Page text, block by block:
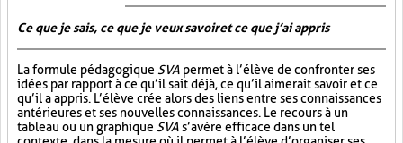
Ce que je sais, ce que je veux savoir et ce que j’ai appris
La formule pédagogique SVA permet à l’élève de confronter ses
idées par rapport à ce qu’il sait déjà, ce qu’il aimerait savoir et ce
qu’il a appris. L’élève crée alors des liens entre ses connaissances
antérieures et ses nouvelles connaissances. Le recours à un
tableau ou un graphique SVA s’avère efficace dans un tel